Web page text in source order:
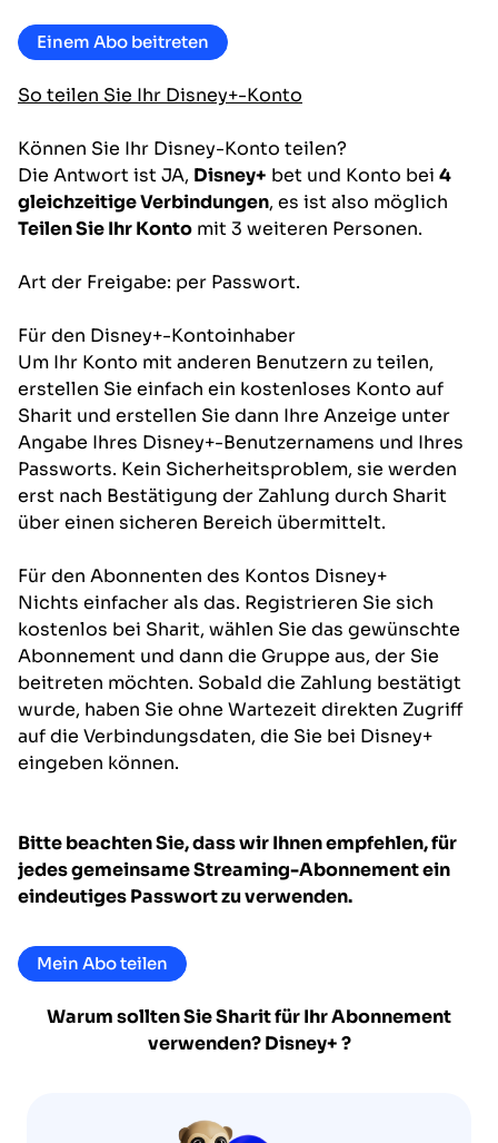
Einem Abo beitreten
So teilen Sie Ihr Disney+-Konto
Können Sie Ihr Disney-Konto teilen?
Die Antwort ist JA, Disney+ bet und Konto bei 4
gleichzeitige Verbindungen, es ist also möglich
Teilen Sie Ihr Konto mit 3 weiteren Personen.
Art der Freigabe: per Passwort.
Für den Disney+-Kontoinhaber
Um Ihr Konto mit anderen Benutzern zu teilen,
erstellen Sie einfach ein kostenloses Konto auf
Sharit und erstellen Sie dann Ihre Anzeige unter
Angabe Ihres Disney+-Benutzernamens und Ihres
Passworts. Kein Sicherheitsproblem, sie werden
erst nach Bestätigung der Zahlung durch Sharit
über einen sicheren Bereich übermittelt.
Für den Abonnenten des Kontos Disney+
Nichts einfacher als das. Registrieren Sie sich
kostenlos bei Sharit, wählen Sie das gewünschte
Abonnement und dann die Gruppe aus, der Sie
beitreten möchten. Sobald die Zahlung bestätigt
wurde, haben Sie ohne Wartezeit direkten Zugriff
auf die Verbindungsdaten, die Sie bei Disney+
eingeben können.
Bitte beachten Sie, dass wir Ihnen empfehlen, für
jedes gemeinsame Streaming-Abonnement ein
eindeutiges Passwort zu verwenden.
Mein Abo teilen
Warum sollten Sie Sharit für Ihr Abonnement
verwenden?Disney+?